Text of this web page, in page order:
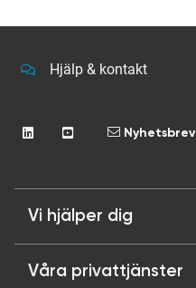
Hjälp & kontakt
Nyhetsbrev
Vi hjälper dig
Våra privattjänster